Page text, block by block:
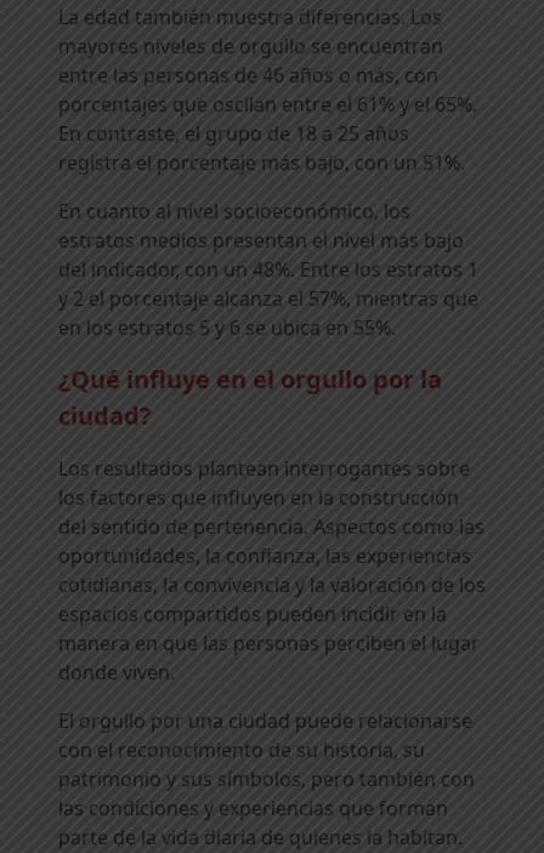
La edad también muestra diferencias. Los
mayores niveles de orgullo se encuentran
entre las personas de 46 años o más, con
porcentajes que oscilan entre el 61% y el 65%.
En contraste, el grupo de 18 a 25 años
registra el porcentaje más bajo, con un 51%.
En cuanto al nivel socioeconómico, los
estratos medios presentan el nivel más bajo
del indicador, con un 48%. Entre los estratos 1
y 2 el porcentaje alcanza el 57%, mientras que
en los estratos 5 y 6 se ubica en 55%.
¿Qué influye en el orgullo por la
ciudad?
Los resultados plantean interrogantes sobre
los factores que influyen en la construcción
del sentido de pertenencia. Aspectos como las
oportunidades, la confianza, las experiencias
cotidianas, la convivencia y la valoración de los
espacios compartidos pueden incidir en la
manera en que las personas perciben el lugar
donde viven.
El orgullo por una ciudad puede relacionarse
con el reconocimiento de su historia, su
patrimonio y sus símbolos, pero también con
las condiciones y experiencias que forman
parte de la vida diaria de quienes la habitan.